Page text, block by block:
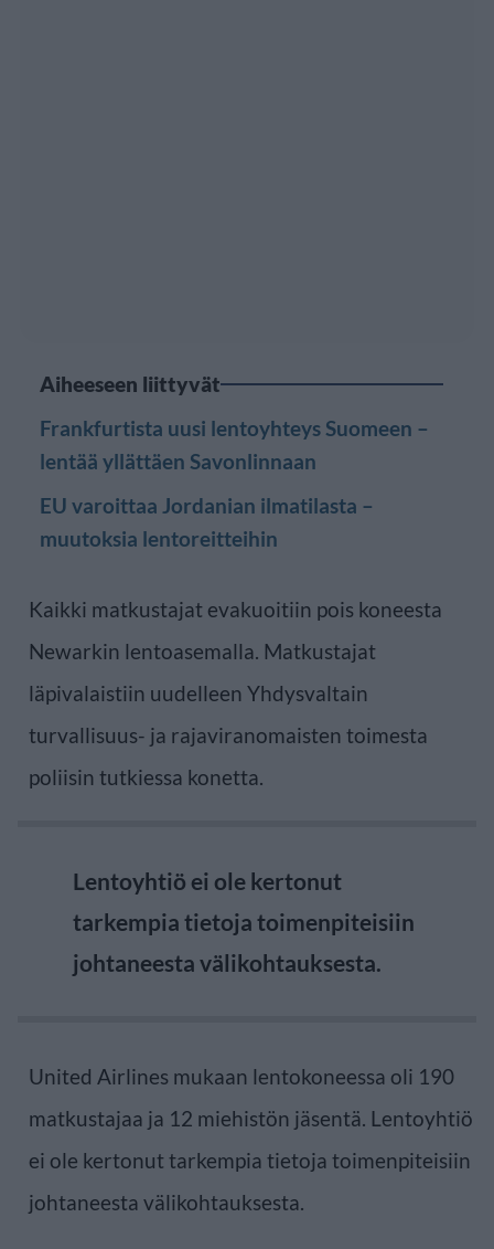
Aiheeseen liittyvät
Frankfurtista uusi lentoyhteys Suomeen –
lentää yllättäen Savonlinnaan
EU varoittaa Jordanian ilmatilasta –
muutoksia lentoreitteihin
Kaikki matkustajat evakuoitiin pois koneesta
Newarkin lentoasemalla. Matkustajat
läpivalaistiin uudelleen Yhdysvaltain
turvallisuus- ja rajaviranomaisten toimesta
poliisin tutkiessa konetta.
Lentoyhtiö ei ole kertonut
tarkempia tietoja toimenpiteisiin
johtaneesta välikohtauksesta.
United Airlines mukaan lentokoneessa oli 190
matkustajaa ja 12 miehistön jäsentä. Lentoyhtiö
ei ole kertonut tarkempia tietoja toimenpiteisiin
johtaneesta välikohtauksesta.